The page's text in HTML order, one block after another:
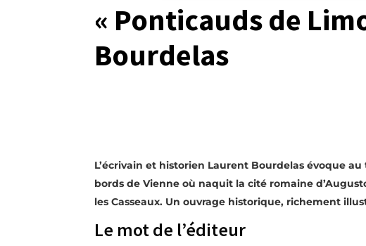
« Ponticauds de
Bourdelas
L’écrivain et historien Laurent Bourdelas évoque
bords de Vienne où naquit la cité romaine
les Casseaux. Un ouvrage historique, richement
Le mot de l’éditeur